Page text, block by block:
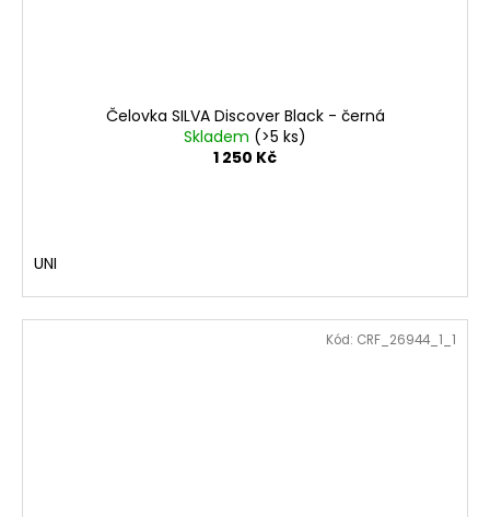
Čelovka SILVA Discover Black - černá
Skladem (>5 ks)
1 250 Kč
UNI
Kód: CRF_26944_1_1